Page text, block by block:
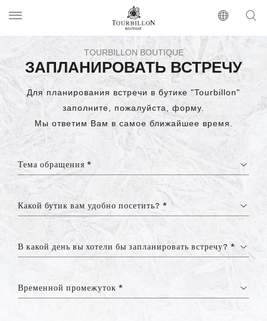
https://www.tourbillon.com/ru
TOURBILLON BOUTIQUE
ЗАПЛАНИРОВАТЬ ВСТРЕЧУ
Для планирования встречи в бутике "Tourbillon"
заполните, пожалуйста, форму.
Мы ответим Вам в самое ближайшее время.
Тема обращения *
Какой бутик вам удобно посетить? *
В какой день вы хотели бы запланировать встречу? *
Временной промежуток *